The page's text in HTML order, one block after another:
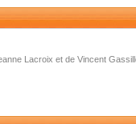
Lacroix et de Vincent